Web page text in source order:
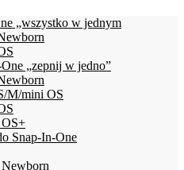
„wszystko w jednym
„zepnij w jedno”
M/mini OS
Snap-In-One